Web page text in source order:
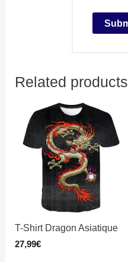
Related products
T-Shirt Dragon Asiatique
27,99€